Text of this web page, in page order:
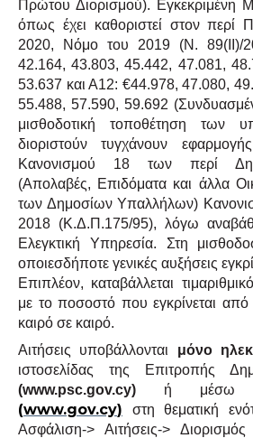
Πρώτου Διορισμού). Εγκεκριμένη
όπως έχει καθοριστεί στον περί
2020, Νόμο του 2019 (Ν. 89(ΙΙ)/
42.164, 43.803, 45.442, 47.081,
53.637 και Α12: €44.978, 47.080,
55.488, 57.590, 59.692
μισθοδοτική τοποθέτηση των
διοριστούν τυγχάνουν
Κανονισμού 18 των περί
(Απολαβές, Επιδόματα και άλλα
των Δημοσίων Υπαλλήλων)
2018 (Κ.Δ.Π.175/95), λόγω
Ελεγκτική Υπηρεσία. Στη
οποιεσδήποτε γενικές αυξήσεις
Επιπλέον, καταβάλλεται
με το ποσοστό που εγκρίνεται
καιρό σε καιρό.
Αιτήσεις υποβάλλονται μόνο
ιστοσελίδας της Επιτροπής
(www.psc.gov.cy) ή μέσω
(www.gov.cy) στη θεματική
Ασφάλιση-> Αιτήσεις->